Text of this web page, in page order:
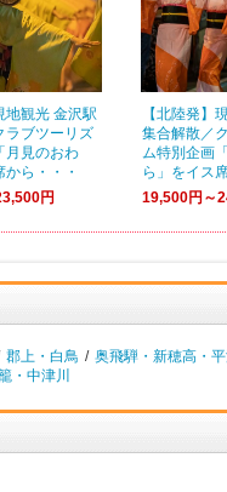
地観光 金沢駅
ラブツーリズ
月見のおわ
ら・・・
円
【北陸発】
集合解散／
ム特別企画
ら」をイス
19,500円～
郡上・白鳥 / 奥飛騨・新穂高・
・中津川